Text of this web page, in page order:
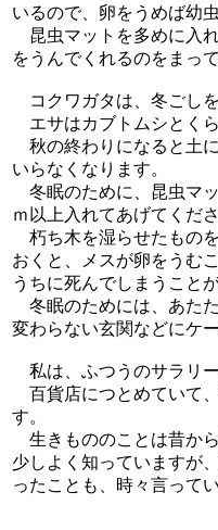
いるので、卵をうめば幼
昆虫マットを多めに入
をうんでくれるのをまっ
コクワガタは、冬ごしを
エサはカブトムシとく
秋の終わりになると土
いらなくなります。
冬眠のために、昆虫マ
ｍ以上入れてあげてくださ
朽ち木を湿らせたもの
おくと、メスが卵をうむ
うちに死んでしまうこと
冬眠のためには、あた
変わらない玄関などにケ
私は、ふつうのサラリー
百貨店につとめていて
す。
生きもののことは昔か
少しよく知っていますが
ったことも、時々言って